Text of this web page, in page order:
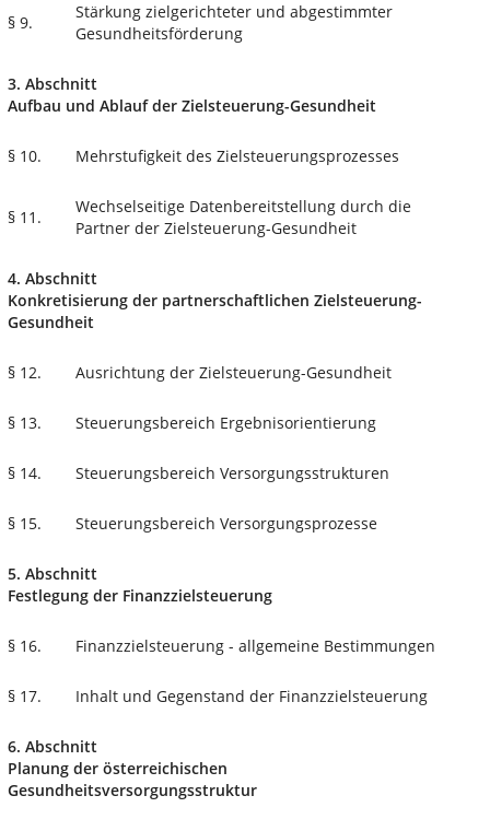
§ 9.
Stärkung zielgerichteter und abgestimmter
Gesundheitsförderung
3. Abschnitt
Aufbau und Ablauf der Zielsteuerung-Gesundheit
§ 10. Mehrstufigkeit des Zielsteuerungsprozesses
§ 11.
Wechselseitige Datenbereitstellung durch die
Partner der Zielsteuerung-Gesundheit
4. Abschnitt
Konkretisierung der partnerschaftlichen Zielsteuerung-
Gesundheit
§ 12. Ausrichtung der Zielsteuerung-Gesundheit
§ 13. Steuerungsbereich Ergebnisorientierung
§ 14. Steuerungsbereich Versorgungsstrukturen
§ 15. Steuerungsbereich Versorgungsprozesse
5. Abschnitt
Festlegung der Finanzzielsteuerung
§ 16. Finanzzielsteuerung - allgemeine Bestimmungen
§ 17. Inhalt und Gegenstand der Finanzzielsteuerung
6. Abschnitt
Planung der österreichischen
Gesundheitsversorgungsstruktur